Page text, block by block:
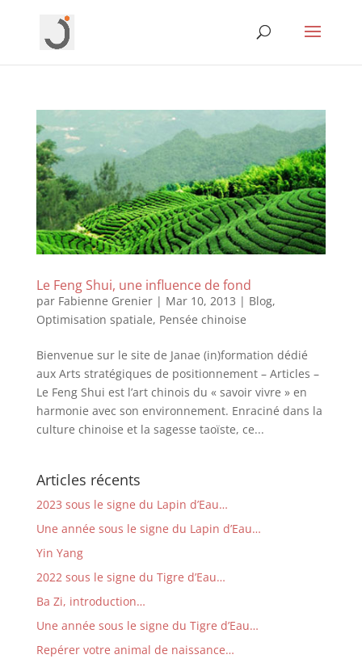
Le Feng Shui, une influence de fond
par Fabienne Grenier| Mar 10, 2013 | Blog,
Optimisation spatiale, Pensée chinoise
Bienvenue sur le site de Janae (in)formation dédié
aux Arts stratégiques de positionnement – Articles –
Le Feng Shui est l’art chinois du « savoir vivre » en
harmonie avec son environnement. Enraciné dans la
culture chinoise et la sagesse taoïste, ce...
Articles récents
2023 sous le signe du Lapin d’Eau…
Une année sous le signe du Lapin d’Eau…
Yin Yang
2022 sous le signe du Tigre d’Eau…
Ba Zi, introduction…
Une année sous le signe du Tigre d’Eau…
Repérer votre animal de naissance…